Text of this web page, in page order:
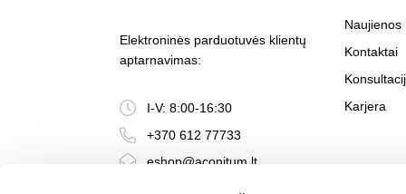
Elektroninės parduotuvės klientų
aptarnavimas:
I-V: 8:00-16:30
+370 612 77733
eshop@aconitum.lt
Naujienos
Kontaktai
Karjera